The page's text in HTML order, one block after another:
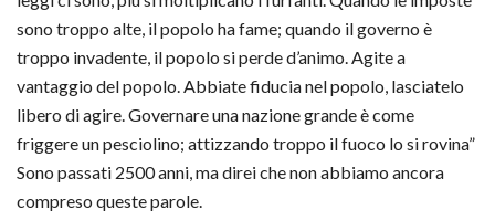
sono troppo alte, il popolo ha fame; quando il governo è
troppo invadente, il popolo si perde d’animo. Agite a
vantaggio del popolo. Abbiate fiducia nel popolo, lasciatelo
libero di agire. Governare una nazione grande è come
friggere un pesciolino; attizzando troppo il fuoco lo si rovina”
Sono passati 2500 anni, ma direi che non abbiamo ancora
compreso queste parole.